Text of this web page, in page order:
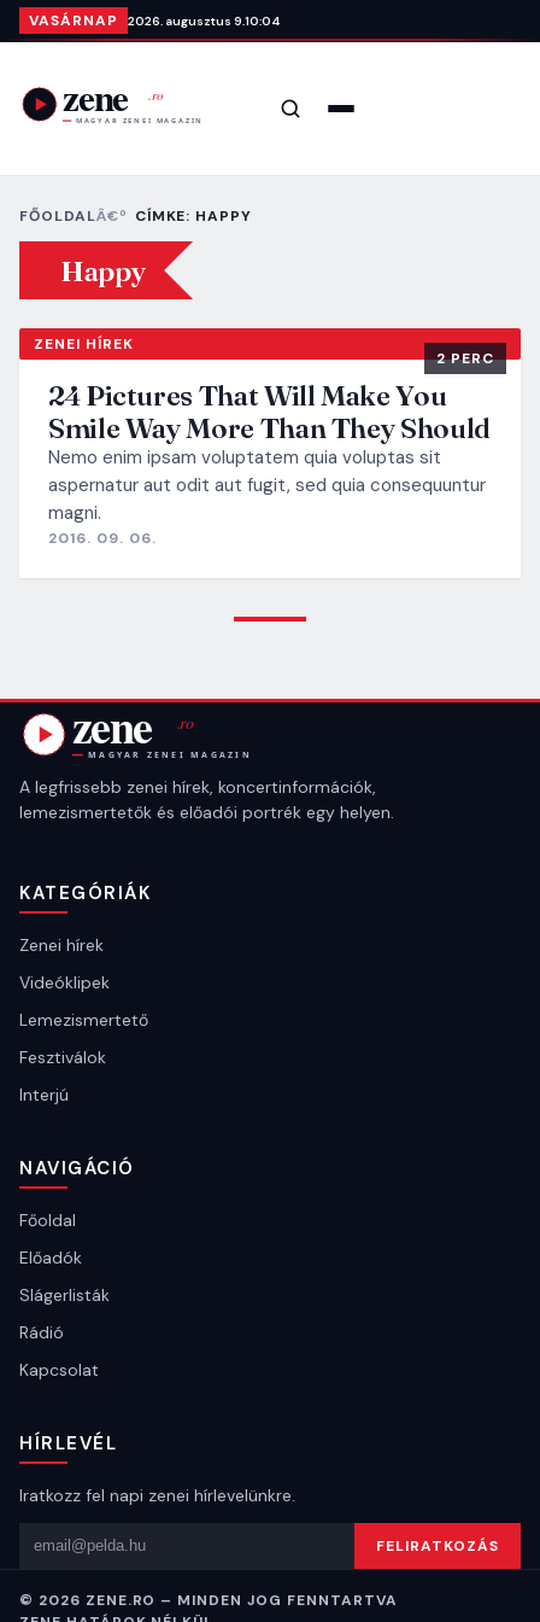
Ugrás a tartalomra
VASÁRNAP 2026. augusztus 9. 10:04
Keresés
FŐOLDAL CÍMKE: HAPPY
Happy
ZENEI HÍREK
2 PERC
24 Pictures That Will Make You
Smile Way More Than They Should
Nemo enim ipsam voluptatem quia voluptas sit
aspernatur aut odit aut fugit, sed quia consequuntur
magni.
2016. 09. 06.
A legfrissebb zenei hírek, koncertinformációk,
lemezismertetők és előadói portrék egy helyen.
KATEGÓRIÁK
Zenei hírek
Videóklipek
Lemezismertető
Fesztiválok
Interjú
NAVIGÁCIÓ
Főoldal
Előadók
Slágerlisták
Rádió
Kapcsolat
HÍRLEVÉL
Iratkozz fel napi zenei hírlevelünkre.
Email cím FELIRATKOZÁS
© 2026 ZENE.RO – MINDEN JOG FENNTARTVA